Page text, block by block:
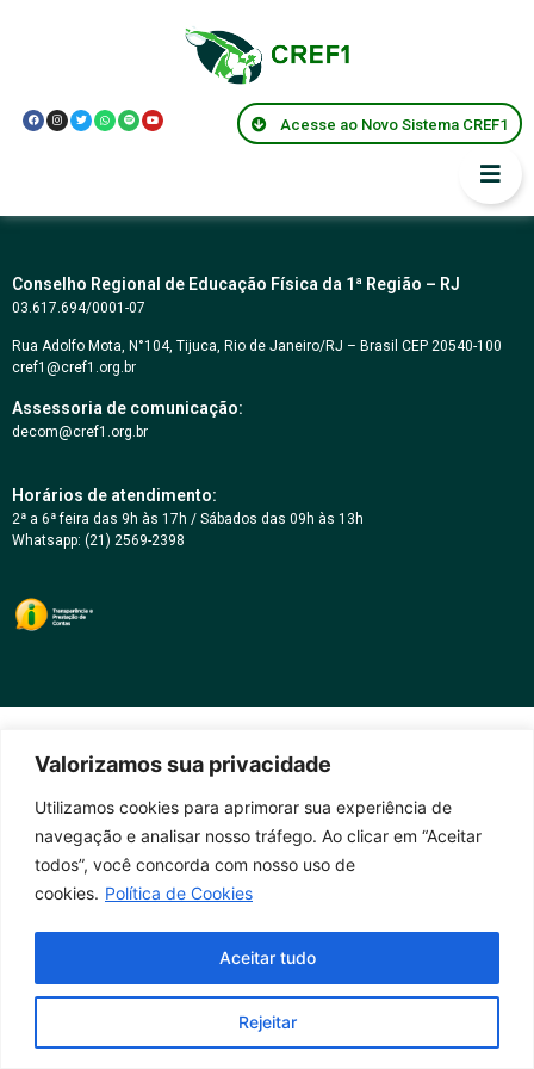
Valorizamos sua privacidade
Utilizamos cookies para aprimorar sua experiência de
navegação e analisar nosso tráfego. Ao clicar em “Aceitar
todos”, você concorda com nosso uso de
cookies. Política de Cookies
Rejeitar
Aceitar tudo
Acesse ao Novo Sistema CREF1
Resolução Especial
CREF1/RJ-ES nº
001/2022
Conselho Regional de Educação Física da 1ª Região – RJ
03.617.694/0001-07
Rua Adolfo Mota, N°104, Tijuca, Rio de Janeiro/RJ – Brasil CEP 20540-100
cref1@cref1.org.br
Assessoria de comunicação:
decom@cref1.org.br
Horários de atendimento:
2ª a 6ª feira das 9h às 17h / Sábados das 09h às 13h
Whatsapp: (21) 2569-2398